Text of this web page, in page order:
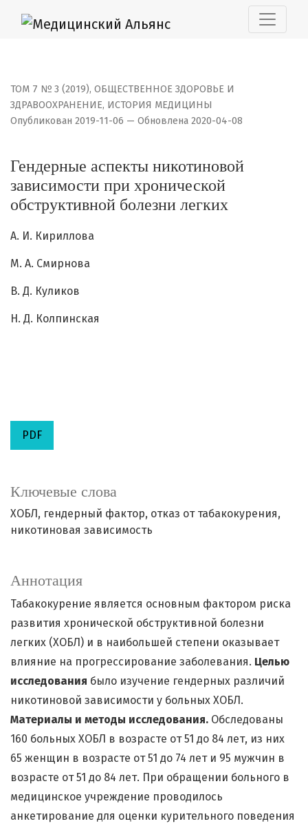
Гендерные аспекты никотиновой зависимости при
ТОМ 7 № 3 (2019), ОБЩЕСТВЕННОЕ ЗДОРОВЬЕ И
ЗДРАВООХРАНЕНИЕ, ИСТОРИЯ МЕДИЦИНЫ
Гендерные аспекты никотиновой
зависимости при хронической
обструктивной болезни легких
Опубликован 2019-11-06 — Обновлена 2020-04-08
А. И. Кириллова
М. А. Смирнова
В. Д. Куликов
Н. Д. Колпинская
PDF
Ключевые слова
ХОБЛ, гендерный фактор, отказ от табакокурения,
никотиновая зависимость
Аннотация
Табакокурение является основным фактором риска
развития хронической обструктивной болезни
легких (ХОБЛ) и в наибольшей степени оказывает
влияние на прогрессирование заболевания. Целью
исследования было изучение гендерных различий
никотиновой зависимости у больных ХОБЛ.
Материалы и методы исследования. Обследованы
160 больных ХОБЛ в возрасте от 51 до 84 лет, из них
65 женщин в возрасте от 51 до 74 лет и 95 мужчин в
возрасте от 51 до 84 лет. При обращении больного в
медицинское учреждение проводилось
анкетирование для оценки курительного поведения